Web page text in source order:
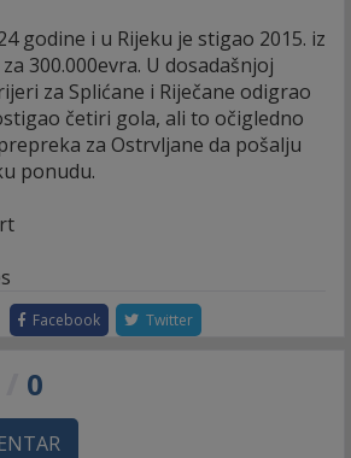
godine i u Rijeku je stigao 2015. iz
300.000evra. U dosadašnjoj
za Splićane i Riječane odigrao
četiri gola, ali to očigledno
za Ostrvljane da pošalju
ponudu.
Facebook Twitter
0